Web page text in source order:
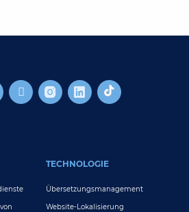
TECHNOLOGIE
Übersetzungsmanagement
Website-Lokalisierung